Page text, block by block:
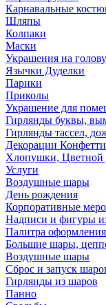
Карнавальные
Шляпы
Колпаки
Маски
Украшения на голову
Язычки Дуделки
Парики
Приколы
Украшение для
Гирлянды буквы,
Гирлянды тассел,
Декорации Конфетти
Хлопушки, Цветной
Услуги
Воздушные шары
День рождения
Корпоративные
Надписи и фигуры
Палитра
Большие шары,
Воздушные шары
Сброс и запуск
Гирлянды из шаров
Панно